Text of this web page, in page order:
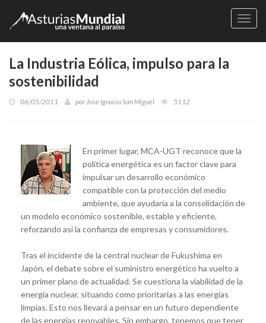
La Industria Eólica, impulso para la
sostenibilidad
06/05/2011 porJose Ignacio San Miguel 5112
En primer lugar, MCA-UGT reconoce que la
política energética es un factor clave para
impulsar un desarrollo económico
compatible con la protección del medio
ambiente, que ayudaría a la consolidación de
un modelo económico sostenible, estable y eficiente,
reforzando así la confianza de empresas y consumidores.
Tras el incidente de la central nuclear de Fukushima en
Japón, el debate sobre el suministro energético ha vuelto a
un primer plano de actualidad. Se cuestiona la viabilidad de la
energía nuclear, situando como prioritarias a las energías
limpias. Esto nos llevará a pensar en un futuro dependiente
de las energías renovables. Sin embargo, tenemos que tener